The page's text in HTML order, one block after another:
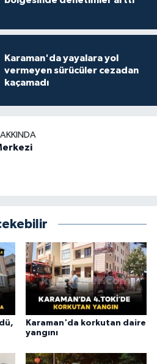
Karaman'da yayalara yol
vermeyen sürücüler cezadan
kaçamadı
Karaman'da korkutan daire
yangını